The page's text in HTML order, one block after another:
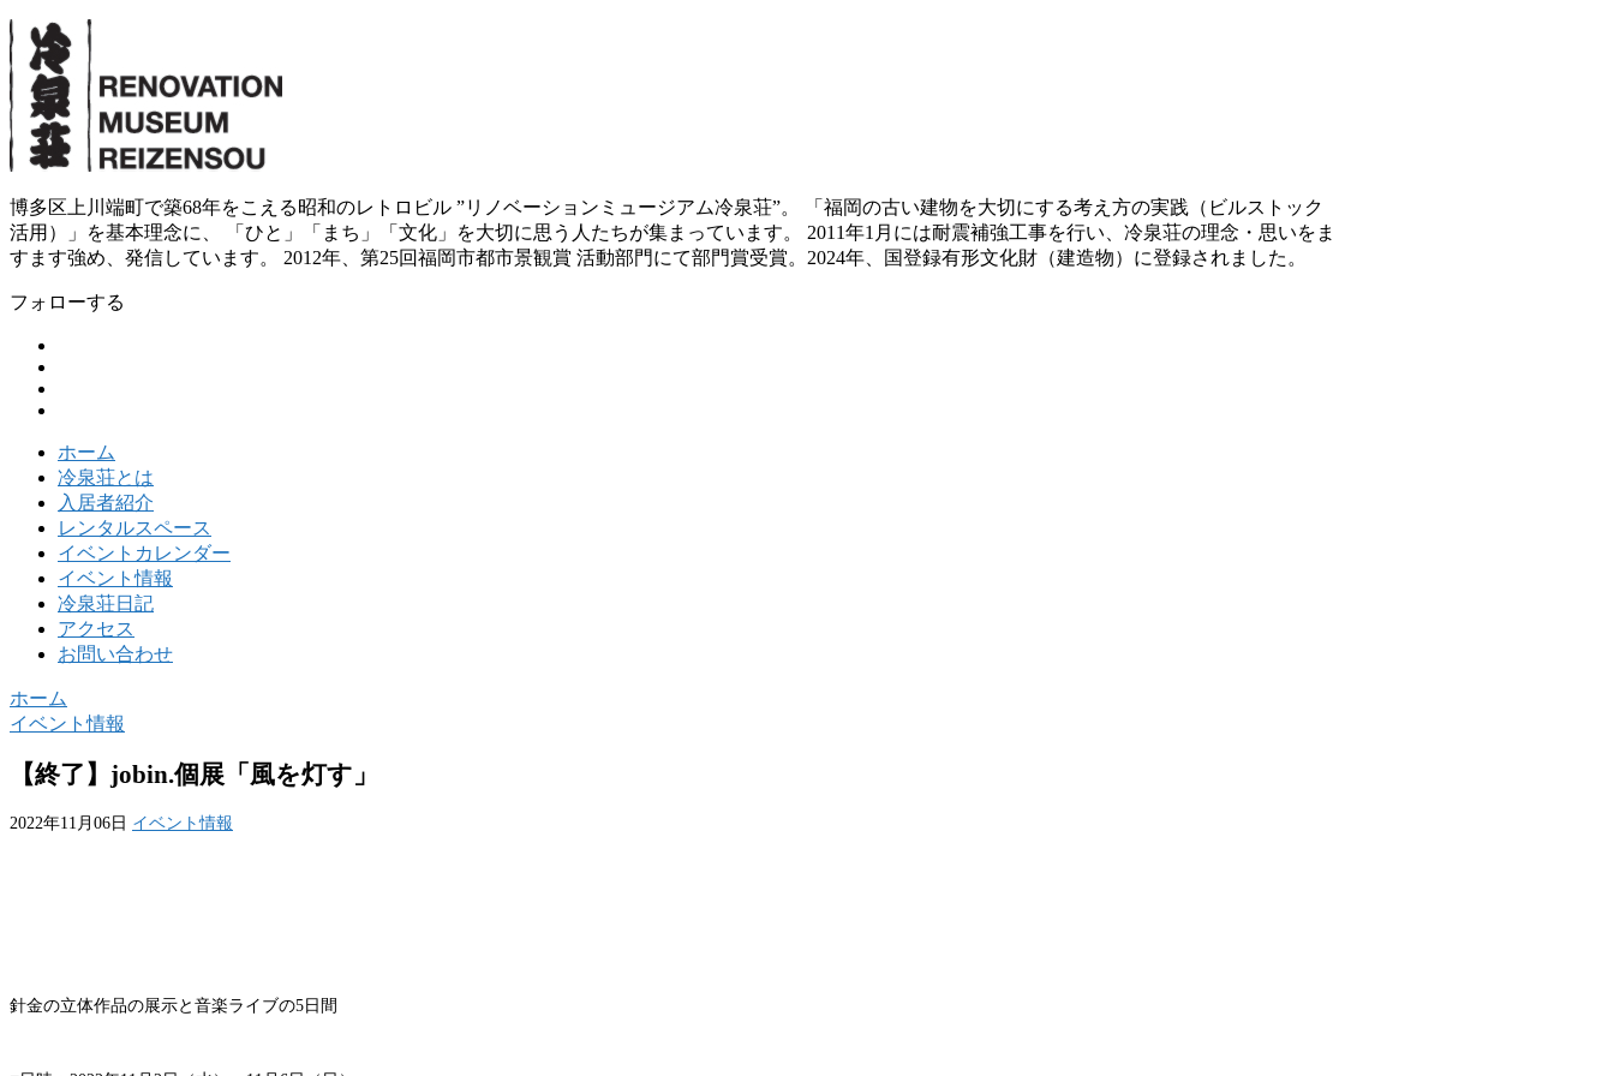
博多区上川端町で築68年をこえる昭和のレトロビル ”リノベーションミュージアム冷泉荘”。 「福岡の古い建物を大切にする考え方の実践（ビルストック
活用）」を基本理念に、 「ひと」「まち」「文化」を大切に思う人たちが集まっています。 2011年1月には耐震補強工事を行い、冷泉荘の理念・思いをま
すます強め、発信しています。 2012年、第25回福岡市都市景観賞 活動部門にて部門賞受賞。2024年、国登録有形文化財（建造物）に登録されました。
フォローする
ホーム
冷泉荘とは
入居者紹介
レンタルスペース
イベントカレンダー
イベント情報
冷泉荘日記
アクセス
お問い合わせ
ホーム
イベント情報
【終了】jobin.個展「風を灯す」
2022年11月06日 イベント情報
針金の立体作品の展示と音楽ライブの5日間